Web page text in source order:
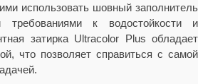
использовать шовный заполнитель
к водостойкости и
затирка Ultracolor Plus обладает
что позволяет справиться с самой